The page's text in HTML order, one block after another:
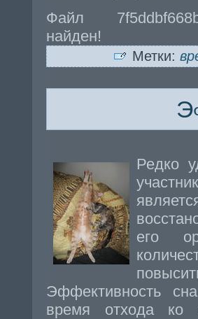
Файл
найден!
Метки:
Редко
его
Эффективность
время отхода ко